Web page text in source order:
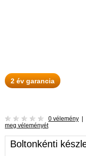
2 év garancia
0 vélemény
meg véleményét
Boltonkénti